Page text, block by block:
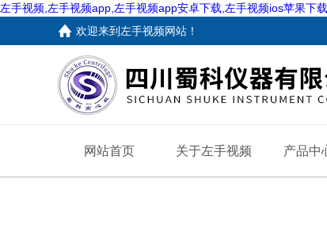
左手视频,左手视频app,左手视频app安卓下载,左手视频ios苹果下载
欢迎来到 左手视频网站 ！
网站首页 关于左手视频 产品中